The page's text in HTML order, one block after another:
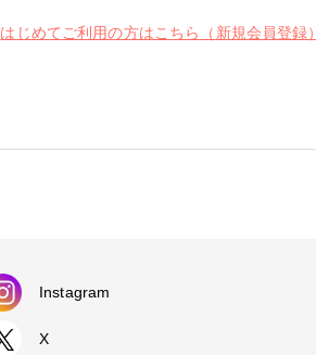
はじめてご利用の方はこちら（新規会員登録）
Instagram
X